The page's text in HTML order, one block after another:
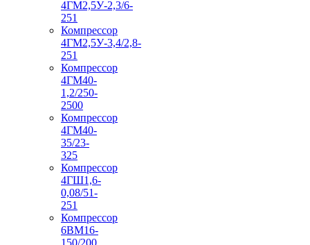
4ГМ2,5У-2,3/6-
251
Компрессор
4ГМ2,5У-3,4/2,8-
251
Компрессор
4ГМ40-
1,2/250-
2500
Компрессор
4ГМ40-
35/23-
325
Компрессор
4ГШ1,6-
0,08/51-
251
Компрессор
6ВМ16-
150/200